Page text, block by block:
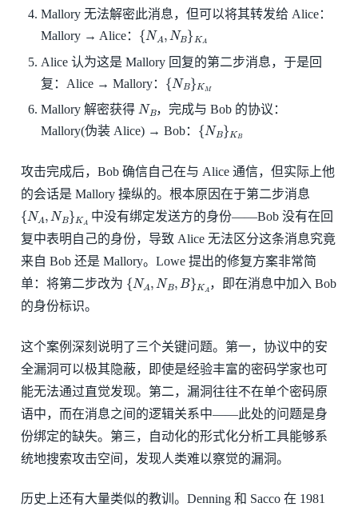
Mallory 无法解密此消息，但可以将其转发给 Alice：
Mallory → Alice：
{ NA NB }
Alice 认为这是 Mallory 回复的第二步消息，于是回
复：Alice → Mallory：
{ NB }
Mallory 解密获得 NB ，完成与 Bob 的协议：
Mallory(伪装 Alice) → Bob：
{ NB }
攻击完成后，Bob 确信自己在与 Alice 通信，但实际上他
的会话是 Mallory 操纵的。根本原因在于第二步消息
{ NA NB } A中没有绑定发送方的身份——Bob 没有在回
复中表明自己的身份，导致 Alice 无法区分这条消息究竟
来自 Bob 还是 Mallory。Lowe 提出的修复方案非常简
单：将第二步改为 { NA NB B}K
，即在消息中加入 Bob
的身份标识。
这个案例深刻说明了三个关键问题。第一，协议中的安
全漏洞可以极其隐蔽，即使是经验丰富的密码学家也可
能无法通过直觉发现。第二，漏洞往往不在单个密码原
语中，而在消息之间的逻辑关系中——此处的问题是身
份绑定的缺失。第三，自动化的形式化分析工具能够系
统地搜索攻击空间，发现人类难以察觉的漏洞。
历史上还有大量类似的教训。Denning 和 Sacco 在 1981